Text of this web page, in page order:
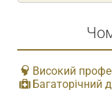
Високий
Багаторічний